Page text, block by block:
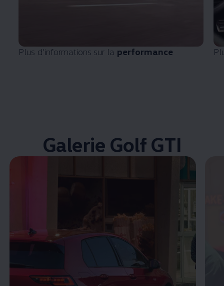
Plus d’informations sur la performance
Galerie Golf GTI
Enable fullscreen mode